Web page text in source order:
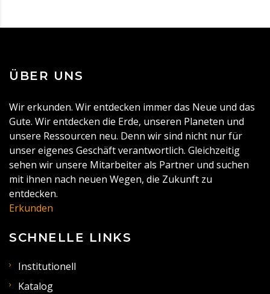
ÜBER UNS
Wir erkunden. Wir entdecken immer das Neue und das
Gute. Wir entdecken die Erde, unseren Planeten und
unsere Ressourcen neu. Denn wir sind nicht nur für
unser eigenes Geschäft verantwortlich. Gleichzeitig
sehen wir unsere Mitarbeiter als Partner und suchen
mit ihnen nach neuen Wegen, die Zukunft zu
entdecken.
Erkunden
SCHNELLE LINKS
Institutionell
Katalog